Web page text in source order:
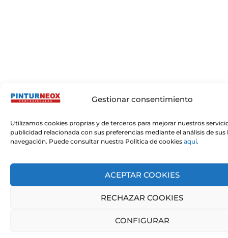
Gestionar consentimiento
Utilizamos cookies proprias y de terceros para mejorar nuestros
publicidad relacionada con sus preferencias mediante el análisis de sus
navegación. Puede consultar nuestra Politica de cookies aqui.
ACEPTAR COOKIES
RECHAZAR COOKIES
CONFIGURAR